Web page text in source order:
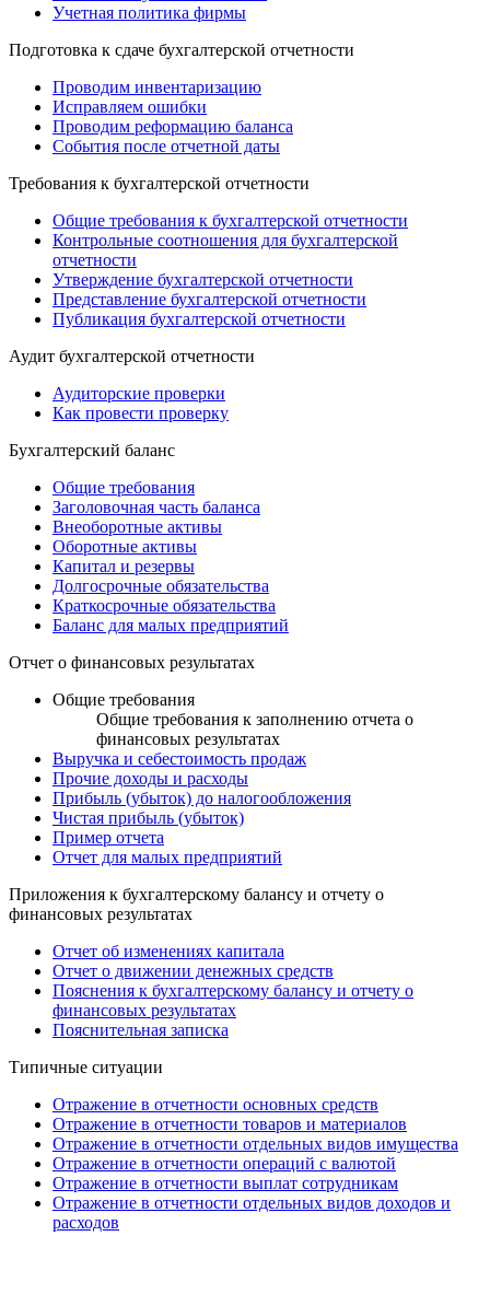
Учетная политика фирмы
Подготовка к сдаче бухгалтерской отчетности
Проводим инвентаризацию
Исправляем ошибки
Проводим реформацию баланса
События после отчетной даты
Требования к бухгалтерской отчетности
Общие требования к бухгалтерской отчетности
Контрольные соотношения для бухгалтерской
отчетности
Утверждение бухгалтерской отчетности
Представление бухгалтерской отчетности
Публикация бухгалтерской отчетности
Аудит бухгалтерской отчетности
Аудиторские проверки
Как провести проверку
Бухгалтерский баланс
Общие требования
Заголовочная часть баланса
Внеоборотные активы
Оборотные активы
Капитал и резервы
Долгосрочные обязательства
Краткосрочные обязательства
Баланс для малых предприятий
Отчет о финансовых результатах
Общие требования
Общие требования к заполнению отчета о
финансовых результатах
Выручка и себестоимость продаж
Прочие доходы и расходы
Прибыль (убыток) до налогообложения
Чистая прибыль (убыток)
Пример отчета
Отчет для малых предприятий
Приложения к бухгалтерскому балансу и отчету о
финансовых результатах
Отчет об изменениях капитала
Отчет о движении денежных средств
Пояснения к бухгалтерскому балансу и отчету о
финансовых результатах
Пояснительная записка
Типичные ситуации
Отражение в отчетности основных средств
Отражение в отчетности товаров и материалов
Отражение в отчетности отдельных видов имущества
Отражение в отчетности операций с валютой
Отражение в отчетности выплат сотрудникам
Отражение в отчетности отдельных видов доходов и
расходов